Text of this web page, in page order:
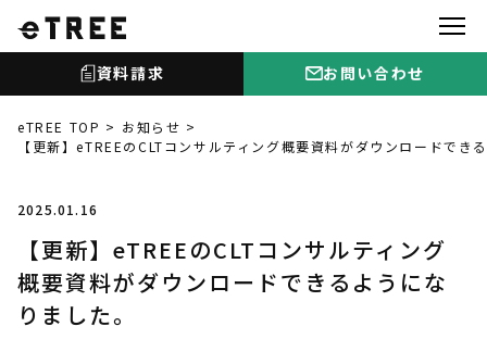
資料請求 お問い合わせ
eTREE TOP
お知らせ
【更新】eTREEのCLTコンサルティング概要資料がダウンロードでき
2025.01.16
【更新】eTREEのCLTコンサルティング
概要資料がダウンロードできるようにな
りました。